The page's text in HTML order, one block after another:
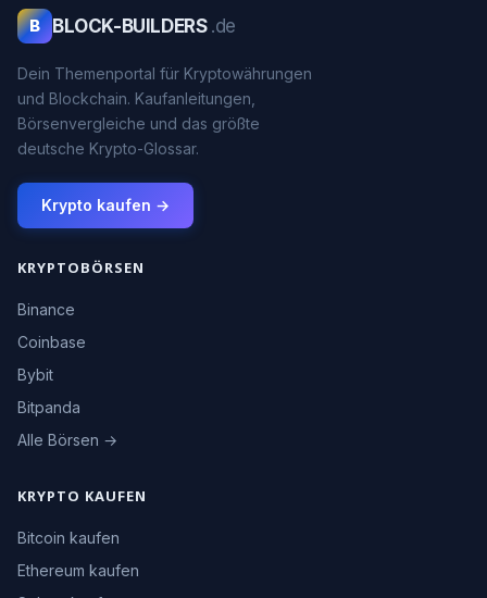
B BLOCK-BUILDERS .de
Dein Themenportal für Kryptowährungen
und Blockchain. Kaufanleitungen,
Börsenvergleiche und das größte
deutsche Krypto-Glossar.
Krypto kaufen →
KRYPTOBÖRSEN
Binance
Coinbase
Bybit
Bitpanda
Alle Börsen →
KRYPTO KAUFEN
Bitcoin kaufen
Ethereum kaufen